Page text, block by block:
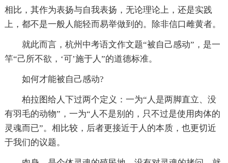
相比，其作为表扬与自我表扬，无论理论上，还是实践
上，都不是一般人能轻而易举做到的。除非信口雌黄者。
就此而言，杭州中考语文作文题“被自己感动”，是一
竿“己所不欲，‘可’施于人”的道德标准。
如何才能被自己感动?
柏拉图给人下过两个定义：一为“人是两脚直立、没
有羽毛的动物”，一为“人不是别的，只不过是使用肉体的
灵魂而已”。相比较，后者更接近于人的本质，也更切近
于我们的议题。